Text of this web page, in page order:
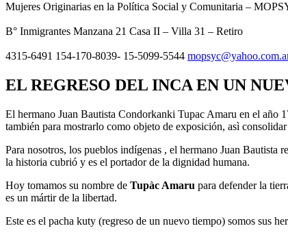
Mujeres Originarias en la Política Social y Comunitaria –
B° Inmigrantes Manzana 21 Casa II – Villa 31 – Retiro
4315-6491 154-170-8039- 15-5099-5544
EL REGRESO DEL INCA EN UN
El hermano Juan Bautista Condorkanki Tupac Amaru en el año
también para mostrarlo como objeto de exposición, asì
Para nosotros, los pueblos indígenas , el hermano Juan
la historia cubrió y es el portador de la dignidad humana.
Hoy tomamos su nombre de Tupàc Amaru para defender la
es un mártir de la libertad.
Este es el pacha kuty (regreso de un nuevo tiempo) somos sus